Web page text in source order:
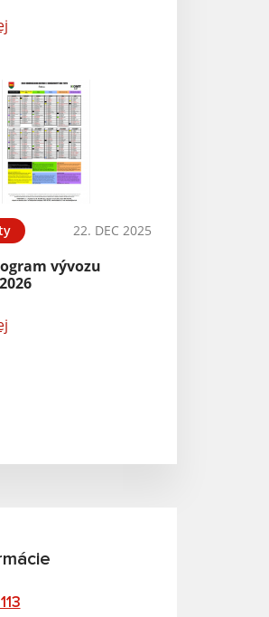
22. DEC 2025
vývozu